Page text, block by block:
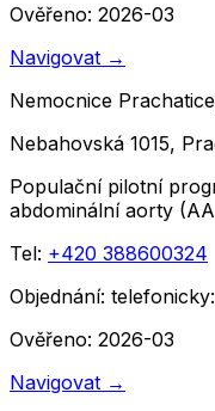
Ověřeno: 2026-03
Navigovat →
Nemocnice
Nebahovská 1015,
Populační pilotní
abdominální aorty
Tel: +420 388600324
Objednání:
Ověřeno: 2026-03
Navigovat →